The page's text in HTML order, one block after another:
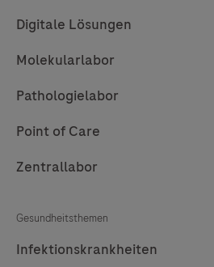
Digitale Lösungen
Molekularlabor
Pathologielabor
Point of Care
Zentrallabor
Gesundheitsthemen
Infektionskrankheiten